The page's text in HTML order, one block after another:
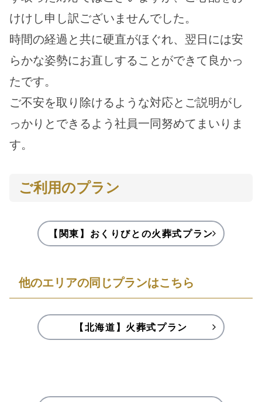
けけし申し訳ございませんでした。
時間の経過と共に硬直がほぐれ、翌日には安
らかな姿勢にお直しすることができて良かっ
たです。
ご不安を取り除けるような対応とご説明がし
っかりとできるよう社員一同努めてまいりま
す。
ご利用のプラン
【関東】おくりびとの火葬式プラン
他のエリアの同じプランはこちら
【北海道】火葬式プラン